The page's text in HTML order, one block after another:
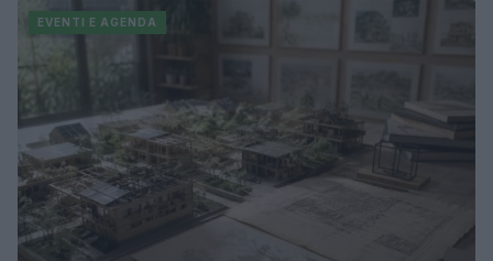
EVENTI E AGENDA